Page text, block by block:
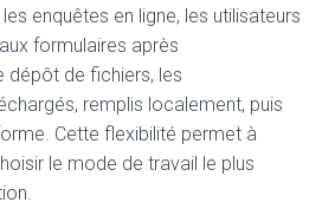
enquêtes en ligne, les utilisateurs
formulaires après
dépôt de fichiers, les
remplis localement, puis
Cette flexibilité permet à
le mode de travail le plus